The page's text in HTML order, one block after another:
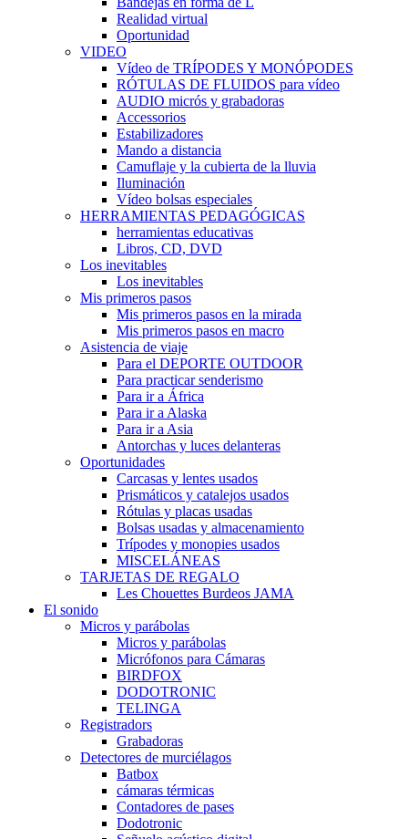
Realidad virtual
Oportunidad
VIDEO
Vídeo de TRÍPODES Y MONÓPODES
RÓTULAS DE FLUIDOS para vídeo
AUDIO micrós y grabadoras
Accessorios
Estabilizadores
Mando a distancia
Camuflaje y la cubierta de la lluvia
Iluminación
Vídeo bolsas especiales
HERRAMIENTAS PEDAGÓGICAS
herramientas educativas
Libros, CD, DVD
Los inevitables
Los inevitables
Mis primeros pasos
Mis primeros pasos en la mirada
Mis primeros pasos en macro
Asistencia de viaje
Para el DEPORTE OUTDOOR
Para practicar senderismo
Para ir a África
Para ir a Alaska
Para ir a Asia
Antorchas y luces delanteras
Oportunidades
Carcasas y lentes usados
Prismáticos y catalejos usados
Rótulas y placas usadas
Bolsas usadas y almacenamiento
Trípodes y monopies usados
MISCELÁNEAS
TARJETAS DE REGALO
Les Chouettes Burdeos JAMA
El sonido
Micros y parábolas
Micros y parábolas
Micrófonos para Cámaras
BIRDFOX
DODOTRONIC
TELINGA
Registradors
Grabadoras
Detectores de murciélagos
Batbox
cámaras térmicas
Contadores de pases
Dodotronic